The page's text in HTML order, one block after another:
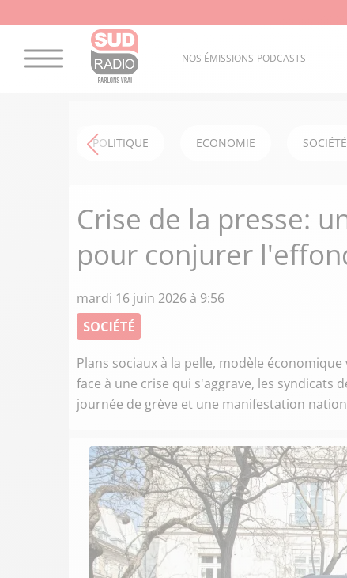
NOS ÉMISSIONS-PODCASTS
POLITIQUE ECONOMIE SOCIÉTÉ
Crise de la presse:
pour conjurer
mardi 16 juin 2026 à 9:56
SOCIÉTÉ
Plans sociaux à la pelle, modèle
face à une crise qui s'aggrave, les syndicats
journée de grève et une manifestation